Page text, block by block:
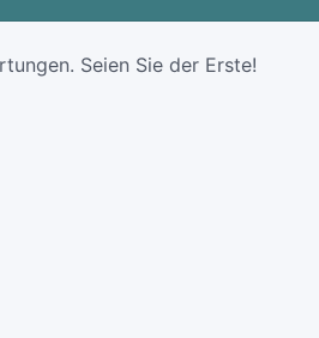
Seien Sie der Erste!